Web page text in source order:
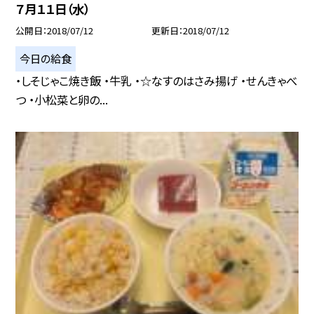
７月１１日（水）
公開日 2018/07/12 更新日 2018/07/12
今日の給食
・しそじゃこ焼き飯 ・牛乳 ・☆なすのはさみ揚げ ・せんきゃべ
つ ・小松菜と卵の...